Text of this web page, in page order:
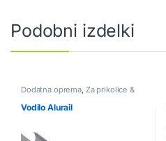
Podobni izdelki
Dodatna oprema, Za prikolice &
avtodome
Vodilo Alurail